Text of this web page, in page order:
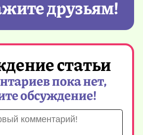
друзьям!
статьи
пока нет,
обсуждение!